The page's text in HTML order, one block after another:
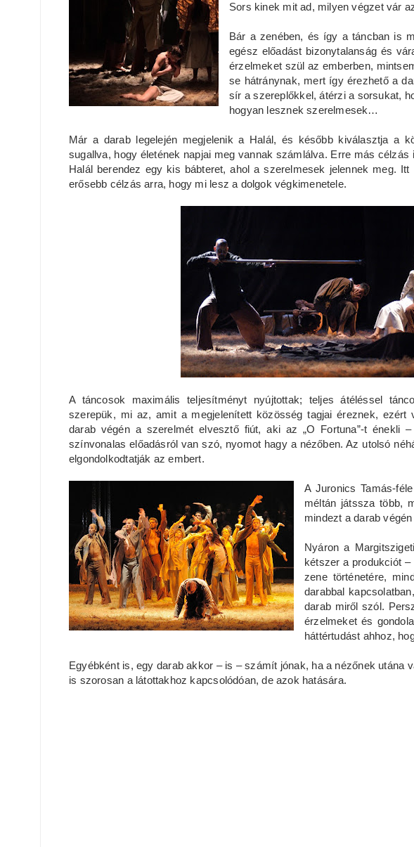
Sors kinek mit ad, milyen végzet vár
Bár a zenében, és így a táncban is
egész előadást bizonytalanság és
érzelmeket szül az emberben,
se hátránynak, mert így érezhető a
sír a szereplőkkel, átérzi a sorsukat,
hogyan lesznek szerelmesek…
Már a darab legelején megjelenik a Halál, és később kiválasztja a
sugallva, hogy életének napjai meg vannak számlálva. Erre más
Halál berendez egy kis bábteret, ahol a szerelmesek jelennek meg.
erősebb célzás arra, hogy mi lesz a dolgok végkimenetele.
A táncosok maximális teljesítményt nyújtottak; teljes átéléssel
szerepük, mi az, amit a megjelenített közösség tagjai éreznek, ezért
darab végén a szerelmét elvesztő fiút, aki az „O Fortuna”-t énekli
színvonalas előadásról van szó, nyomot hagy a nézőben. Az utolsó
elgondolkodtatják az embert.
A Juronics Tamás-
méltán játssza több,
mindezt a darab
Nyáron a
kétszer a produkciót
zene történetére,
darabbal
darab miről szól.
érzelmeket és
háttértudást ahhoz,
Egyébként is, egy darab akkor – is – számít jónak, ha a nézőnek utána
is szorosan a látottakhoz kapcsolódóan, de azok hatására.